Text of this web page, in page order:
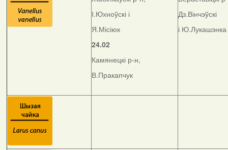
І.Юхноўскі і
Я.Місіюк
24.02
Камянецкі р-н,
В.Пракапчук
Дз.Вінчэўскі
і Ю.Лукашэнка